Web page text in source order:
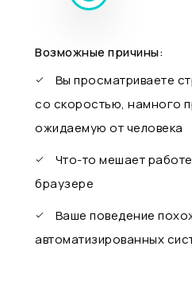
Возможные причины:
Вы просматриваете
со скоростью, намного
ожидаемую от человека
Что-то мешает
браузере
Ваше поведение
автоматизированных